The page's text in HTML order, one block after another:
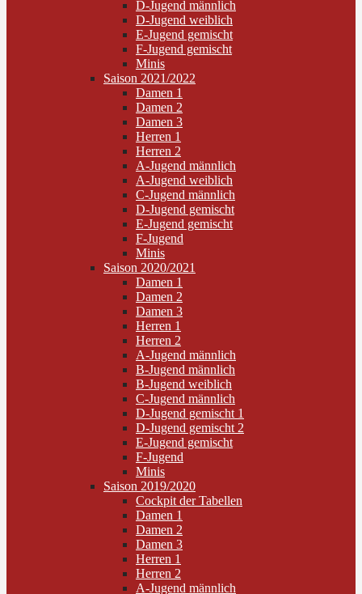
D-Jugend männlich
D-Jugend weiblich
E-Jugend gemischt
F-Jugend gemischt
Minis
Saison 2021/2022
Damen 1
Damen 2
Damen 3
Herren 1
Herren 2
A-Jugend männlich
A-Jugend weiblich
C-Jugend männlich
D-Jugend gemischt
E-Jugend gemischt
F-Jugend
Minis
Saison 2020/2021
Damen 1
Damen 2
Damen 3
Herren 1
Herren 2
A-Jugend männlich
B-Jugend männlich
B-Jugend weiblich
C-Jugend männlich
D-Jugend gemischt 1
D-Jugend gemischt 2
E-Jugend gemischt
F-Jugend
Minis
Saison 2019/2020
Cockpit der Tabellen
Damen 1
Damen 2
Damen 3
Herren 1
Herren 2
A-Jugend männlich